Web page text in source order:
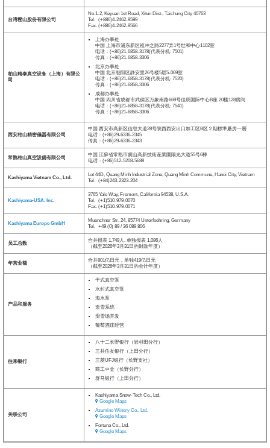
台湾樫山股份有限公司
No.1-2, Keyuan 1st Road, Xitun Dist., Taichung City 40763
Tel. (+886)4-2462-9599
Fax. (+886)4-2462-9566
柏山精泰真空设备（上海）有限公
司
上海办事处
中国 上海市浦东新区祖冲之路2277弄1号世和中心1102室
电话：(+86)21-6858-3178(代表分机: 7501)
传真：(+86)21-6858-3306
北京办事处
中国 北京朝阳区静安里26号楼5层5-069室
电话：(+86)21-6858-3178(代表分机: 7520)
传真：(+86)21-6858-3306
成都办事处
中国 四川省成都市武侯区万象南路669号佳辰国际中心B座 20楼128房间
电话：(+86)21-6858-3178(代表分机: 7541)
传真：(+86)21-6858-3306
西安柏山精密儀器有限公司
中国 西安市高新区信息大道28号陕西西安出口加工区B区２期標準厰房一層
电话：(+86)29-6336-2345
传真：(+86)29-6336-2343
常熟柏山真空設備有限公司
中国 江蘇省常熟市虞山高新技術産業園陽光大道55号6棟
电话：(+86)512-5208-5688
Kashiyama Vietnam Co., Ltd.
Lot 44D, Quang Minh Industrial Zone, Quang Minh Commune, Hanoi City, Vietnam
Tel. (+84)243-2323-204
Kashiyama-USA, Inc.
3765 Yale Way, Fremont, California 94538, U.S.A.
Tel. (+1)510-979-0070
Fax. (+1)510-979-0071
Kashiyama Europe GmbH
Muenchner Str. 24, 85774 Unterfoehring, Germany
Tel. +49 (0) 89 / 36 089 806
员工总数
合并报表 1,749人, 单独报表 1,086人
（截至2026年3月31日的财政年度）
年营业额
合并801亿日元，单独419亿日元
（截至2026年3月31日的会计年度）
产品和服务
干式真空泵
水封式真空泵
海水泵
造雪系统
滑雪场开发
葡萄酒庄经营
往来银行
八十二长野银行（岩村田分行）
三井住友银行（上田分行）
三菱UFJ银行（长野支社）
商工中金（长野分行）
群马银行（上田分行）
关联公司
Kashiyama Snow-Tech Co., Ltd.
Google Maps
Azumino Winery Co., Ltd.
Google Maps
Fortuna Co., Ltd.
Google Maps